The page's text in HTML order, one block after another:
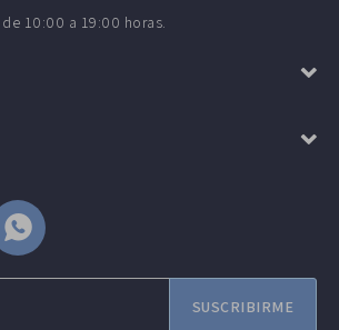

SUSCRIBIRME
10:00 a 19:00 horas.